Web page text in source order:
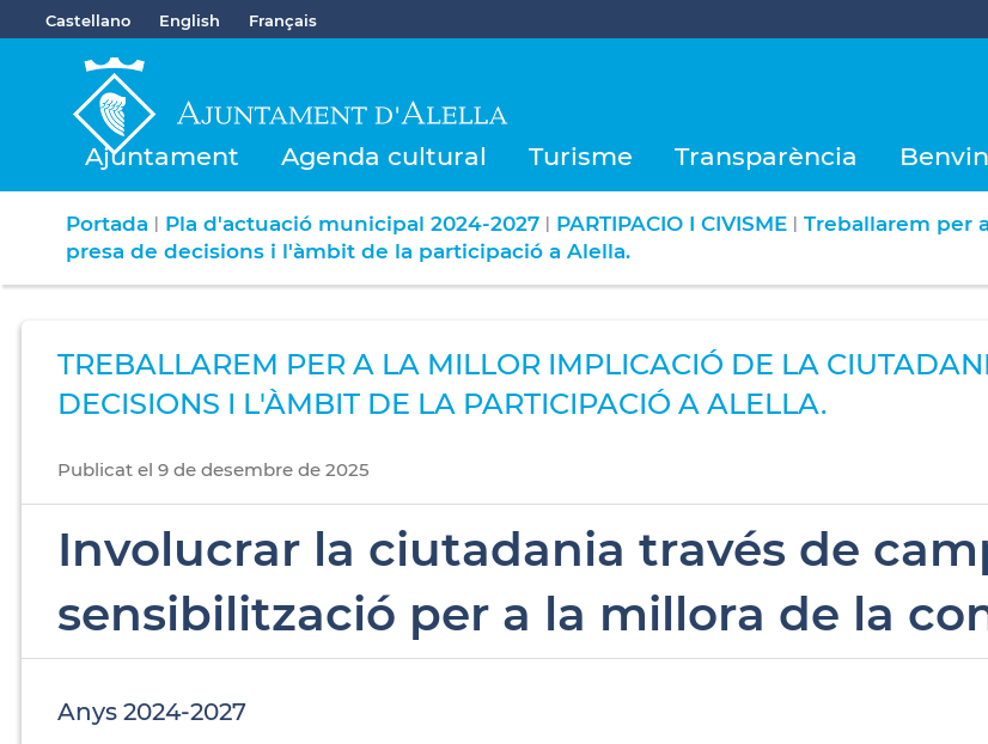
Castellano English Français
Ajuntament Agenda cultural Turisme Transparència
Portada | Pla d'actuació municipal 2024-2027 | PARTIPACIO I CIVISME | Treballarem per
presa de decisions i l'àmbit de la participació a Alella.
TREBALLAREM PER A LA MILLOR IMPLICACIÓ DE LA
DECISIONS I L'ÀMBIT DE LA PARTICIPACIÓ A ALELLA.
Publicat el 9 de desembre de 2025
Involucrar la ciutadania través de
sensibilització per a la millora de la
Anys 2024-2027